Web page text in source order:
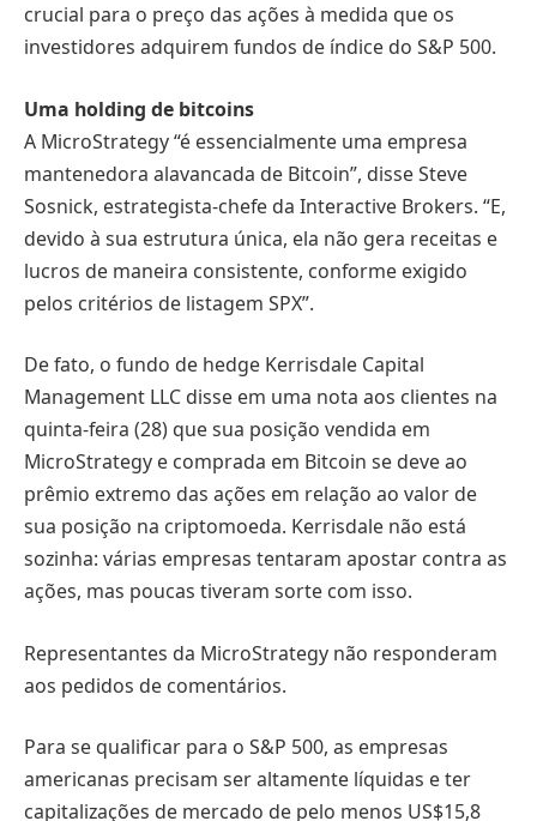
crucial para o preço das ações à medida que os
investidores adquirem fundos de índice do S&P 500.
Uma holding de bitcoins
A MicroStrategy “é essencialmente uma empresa
mantenedora alavancada de Bitcoin”, disse Steve
Sosnick, estrategista-chefe da Interactive Brokers. “E,
devido à sua estrutura única, ela não gera receitas e
lucros de maneira consistente, conforme exigido
pelos critérios de listagem SPX”.
De fato, o fundo de hedge Kerrisdale Capital
Management LLC disse em uma nota aos clientes na
quinta-feira (28) que sua posição vendida em
MicroStrategy e comprada em Bitcoin se deve ao
prêmio extremo das ações em relação ao valor de
sua posição na criptomoeda. Kerrisdale não está
sozinha: várias empresas tentaram apostar contra as
ações, mas poucas tiveram sorte com isso.
Representantes da MicroStrategy não responderam
aos pedidos de comentários.
Para se qualificar para o S&P 500, as empresas
americanas precisam ser altamente líquidas e ter
capitalizações de mercado de pelo menos US$15,8